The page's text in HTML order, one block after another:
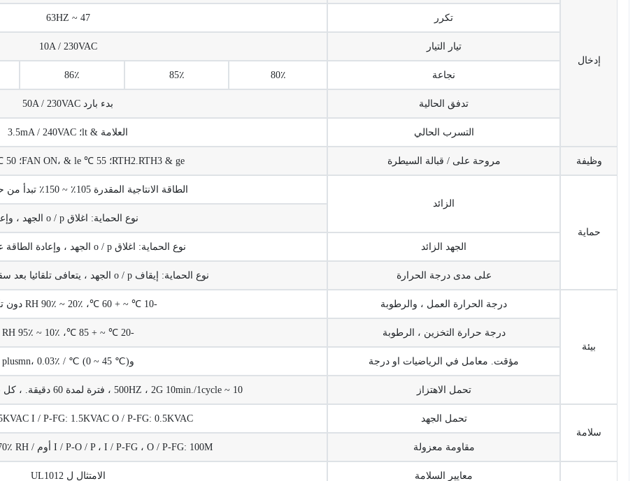
إدخال
تكرر 47 ~ 63HZ
تيار التيار 10A / 230VAC
نجاعة 80٪ 85٪ 86٪
تدفق الحالية بدء بارد 50A / 230VAC
التسرب الحالي العلامة & lt؛ 3.5mA / 240VAC
وظيفة مروحة على / قبالة السيطرة RTH2.RTH3 & ge؛ 55 ℃ FAN ON، & le؛ 50 ℃ FAN OFF
حماية
الزائد
الطاقة الانتاجية المقدرة 105٪ ~ 150٪ تبدأ من حماية الحمولة
نوع الحماية: اغلاق o / p الجهد ، وإعادة الطاقة على لاسترداد
الجهد الزائد نوع الحماية: اغلاق o / p الجهد ، وإعادة الطاقة على لاسترداد
على مدى درجة الحرارة نوع الحماية: إيقاف o / p الجهد ، يتعافى تلقائيا بعد سقوط درجة الحرارة
بيئة
درجة الحرارة العمل ، والرطوبة -10 ℃ ~ + 60 ℃، 20٪ ~ 90٪ RH دون تكاثف
درجة حرارة التخزين ، الرطوبة -20 ℃ ~ + 85 ℃، 10٪ ~ 95٪ RH
مؤقت. معامل في الرياضيات او درجة وplusmn، 0.03٪ / ℃ (0 ~ 45 ℃)
تحمل الاهتزاز 10 ~ 500HZ ، 2G 10min./1cycle ، فترة لمدة 60 دقيقة. ، كل على طول X ، Y ، Z محاور
سلامة
تحمل الجهد I / P-FG: 1.5KVAC O / P-FG: 0.5KVAC
مقاومة معزولة I / P-O / P ، I / P-FG ، O / P-FG: 100M أوم / 500VDC / 25 ℃ / 70٪ RH
معايير السلامة الامتثال ل UL1012